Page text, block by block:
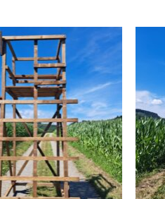
Add to
wishlist